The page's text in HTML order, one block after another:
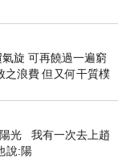
旋 可再饒過一遍窮
之浪費 但又何干質樸
光 我有一次去上趙
說:陽